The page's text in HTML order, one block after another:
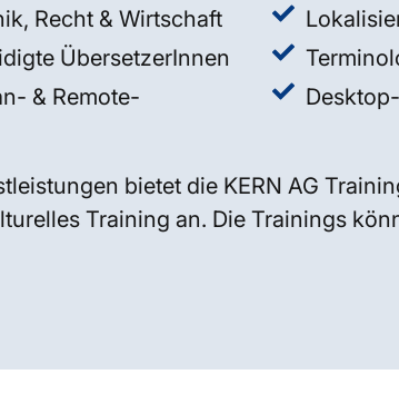
Recht & Wirtschaft
ÜbersetzerInnen
& Remote-
bietet die KERN AG
Training an. Die Trainings